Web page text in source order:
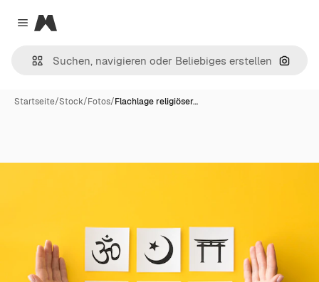
Close menu
Magnific
Nach
Startseite/Stock/Fotos/Flachlage religiöser…